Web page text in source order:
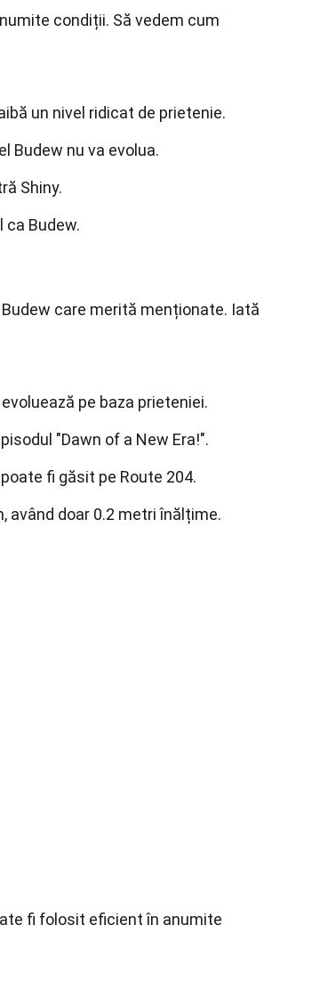
condiții. Să vedem cum
un nivel ridicat de prietenie.
Budew nu va evolua.
Shiny.
ca Budew.
care merită menționate. Iată
pe baza prieteniei.
"Dawn of a New Era!".
fi găsit pe Route 204.
având doar 0.2 metri înălțime.
fi folosit eficient în anumite